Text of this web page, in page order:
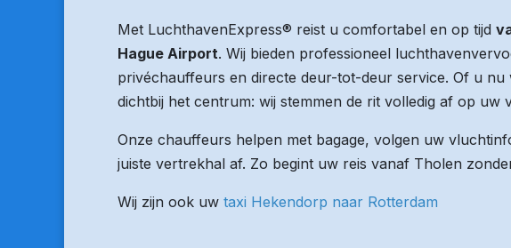
Met LuchthavenExpress® reist u comfortabel en op tijd
Hague Airport. Wij bieden professioneel
privéchauffeurs en directe deur-tot-deur service. Of u
dichtbij het centrum: wij stemmen de rit volledig af op uw
Onze chauffeurs helpen met bagage, volgen uw
juiste vertrekhal af. Zo begint uw reis vanaf Tholen
Wij zijn ook uw taxi Hekendorp naar Rotterdam